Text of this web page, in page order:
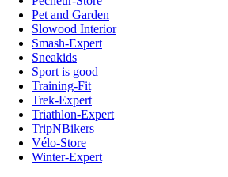
Pet and Garden
Slowood Interior
Smash-Expert
Sneakids
Sport is good
Training-Fit
Trek-Expert
Triathlon-Expert
TripNBikers
Vélo-Store
Winter-Expert